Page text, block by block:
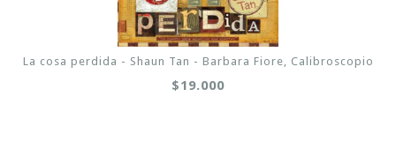
La cosa perdida - Shaun Tan - Barbara Fiore, Calibroscopio
$19.000